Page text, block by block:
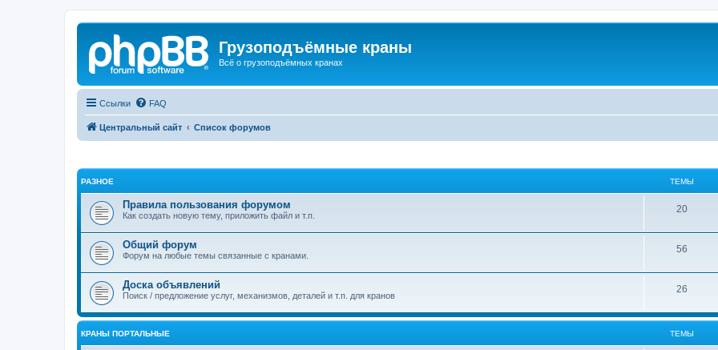
Грузоподъёмные краны
Всё о грузоподъёмных кранах
Ссылки FAQ
Центральный сайт Список форумов
РАЗНОЕ ТЕМЫ
Правила пользования форумом
Как создать новую тему, приложить файл и т.п.
20
Общий форум
Форум на любые темы связанные с кранами.
56
Доска объявлений
Поиск / предложение услуг, механизмов, деталей и т.п. для кранов
26
КРАНЫ ПОРТАЛЬНЫЕ ТЕМЫ